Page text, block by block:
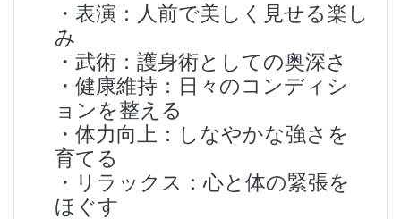
・表演：人前で美しく見せる楽し
み
・武術：護身術としての奥深さ
・健康維持：日々のコンディシ
ョンを整える
・体力向上：しなやかな強さを
育てる
・リラックス：心と体の緊張を
ほぐす